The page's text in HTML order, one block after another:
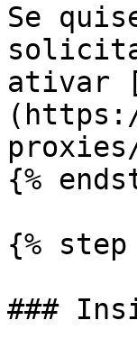
Se
ativar
{%
{% step
###